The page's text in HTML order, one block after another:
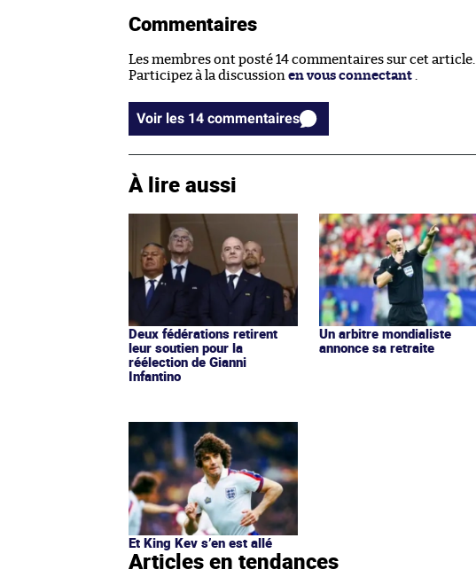
Commentaires
Les membres ont posté 14 commentaires sur cet article.
Participez à la discussion en vous connectant .
Voir les 14 commentaires
À lire aussi
Deux fédérations retirent
leur soutien pour la
réélection de Gianni
Infantino
Un arbitre mondialiste
annonce sa retraite
Et King Kev s’en est allé
Articles en tendances